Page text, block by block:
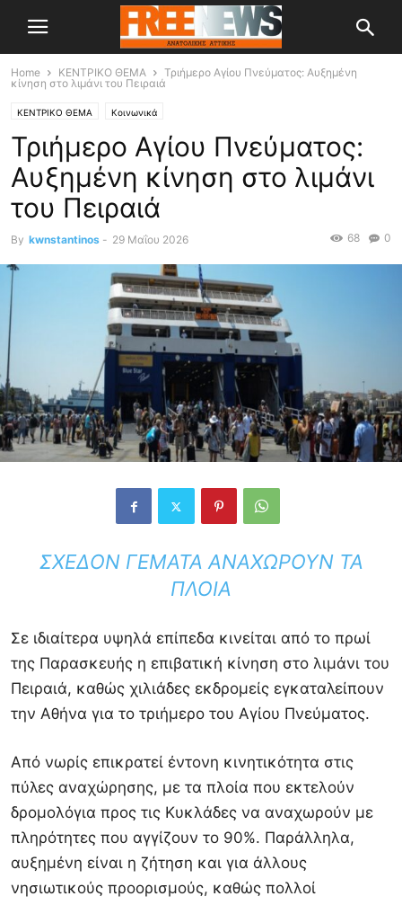
Home ΚΕΝΤΡΙΚΟ ΘΕΜΑ
Τριήμερο Αγίου Πνεύματος: Αυξημένη
κίνηση στο λιμάνι του Πειραιά
ΚΕΝΤΡΙΚΟ ΘΕΜΑ Κοινωνικά
Τριήμερο Αγίου Πνεύματος:
Αυξημένη κίνηση στο λιμάνι
του Πειραιά
By kwnstantinos - 29 Μαΐου 2026 0
68
ΣΧΕΔΌΝ ΓΕΜΆΤΑ ΑΝΑΧΩΡΟΎΝ ΤΑ
ΠΛΟΊΑ
Σε ιδιαίτερα υψηλά επίπεδα κινείται από το πρωί
της Παρασκευής η επιβατική κίνηση στο λιμάνι του
Πειραιά, καθώς χιλιάδες εκδρομείς εγκαταλείπουν
την Αθήνα για το τριήμερο του Αγίου Πνεύματος.
Από νωρίς επικρατεί έντονη κινητικότητα στις
πύλες αναχώρησης, με τα πλοία που εκτελούν
δρομολόγια προς τις Κυκλάδες να αναχωρούν με
πληρότητες που αγγίζουν το 90%. Παράλληλα,
αυξημένη είναι η ζήτηση και για άλλους
νησιωτικούς προορισμούς, καθώς πολλοί